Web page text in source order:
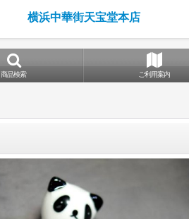
横浜中華街天宝堂本店
商品検索 ご利用案内